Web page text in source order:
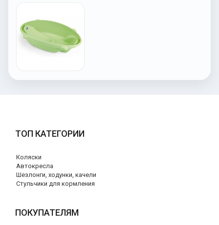
ТОП КАТЕГОРИИ
Коляски
Автокресла
Шезлонги, ходунки, качели
Стульчики для кормления
ПОКУПАТЕЛЯМ